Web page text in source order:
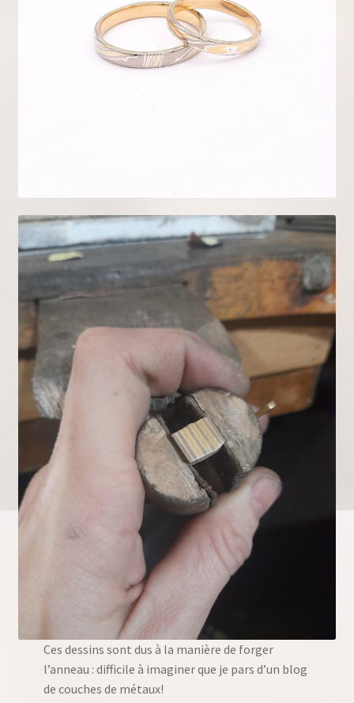
Ces dessins sont dus à la manière de forger
l’anneau : difficile à imaginer que je pars d’un blog
de couches de métaux!